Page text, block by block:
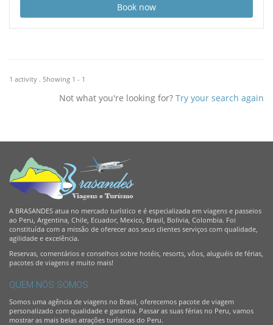
Book now
1 activity . Showing 1 - 1
Not what you're looking for? Try your search again
A BRASANDES atua no mercado turístico e é especializada em viagens e passeios
ao Peru, Argentina, Chile, Ecuador, Mexico, Brasil, Bolivia, Colombia. Foi
constituída com a missão de oferecer aos seus clientes serviços com qualidade,
agilidade e excelência.
Reservas, comentários e conselhos sobre hotéis, resorts, vôos, aluguéis de férias,
pacotes de viagens e muito mais!
QUEM NÓS SOMOS
Somos uma agência de viagens no Brasil, oferecemos pacote de viagem
personalizado com qualidade e garantia. Passar as suas férias no Peru, vamos
mostrar as mais belas atrações turísticas do Peru.